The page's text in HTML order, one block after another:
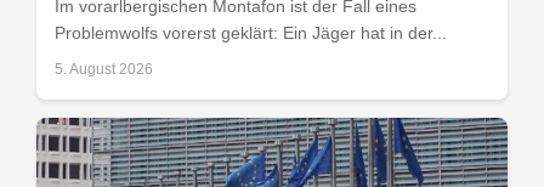
Im vorarlbergischen Montafon ist der Fall eines
Problemwolfs vorerst geklärt: Ein Jäger hat in der...
5. August 2026